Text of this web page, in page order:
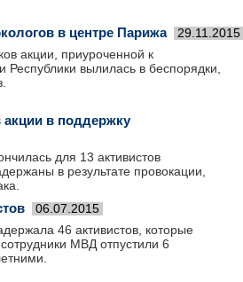
в центре Парижа 29.11.2015
акции, приуроченной к
вылилась в беспорядки,
акции в поддержку
для 13 активистов
в результате провокации,
06.07.2015
46 активистов, которые
МВД отпустили 6